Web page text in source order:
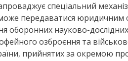
спеціальний
передаватися юридичним
оборонних науково-
озброєння та
прийнятих за окремою